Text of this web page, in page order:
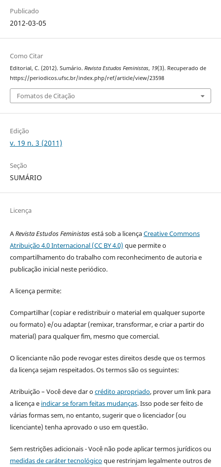
Publicado
2012-03-05
Como Citar
Editorial, C. (2012). Sumário. Revista Estudos Feministas, 19(3). Recuperado de
https://periodicos.ufsc.br/index.php/ref/article/view/23598
Fomatos de Citação
Edição
v. 19 n. 3 (2011)
Seção
SUMÁRIO
Licença
ARevista Estudos Feministasestá sob a licençaCreative Commons
Atribuição 4.0 Internacional (CC BY 4.0) que permite o
compartilhamento do trabalho com reconhecimento de autoria e
publicação inicial neste periódico.
A licença permite:
Compartilhar (copiar e redistribuir o material em qualquer suporte
ou formato) e/ou adaptar (remixar, transformar, e criar a partir do
material) para qualquer fim, mesmo que comercial.
O licenciante não pode revogar estes direitos desde que os termos
da licença sejam respeitados. Os termos são os seguintes:
Atribuição – Você deve dar ocrédito apropriado, prover um link para
a licença e indicar se foram feitas mudanças. Isso pode ser feito de
várias formas sem, no entanto, sugerir que o licenciador (ou
licenciante) tenha aprovado o uso em questão.
Sem restrições adicionais - Você não pode aplicar termos jurídicos ou
medidas de caráter tecnológicoque restrinjam legalmente outros de